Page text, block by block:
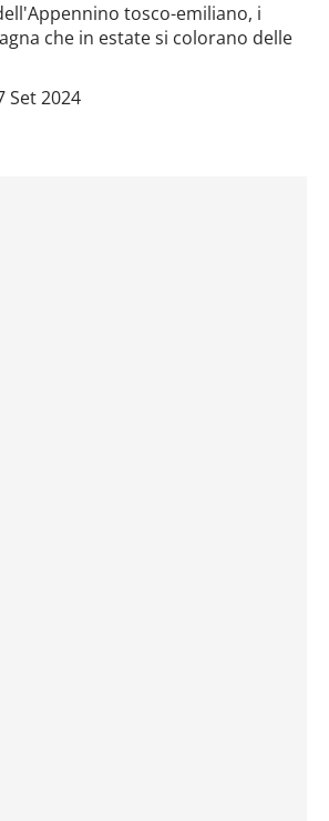
tosco-emiliano, i
che in estate si colorano delle
Set 2024